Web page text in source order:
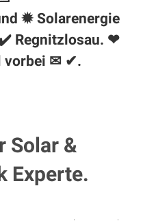
✹ Solarenergie
Regnitzlosau. ❤
vorbei ✉ ✔.
Solar &
Experte.